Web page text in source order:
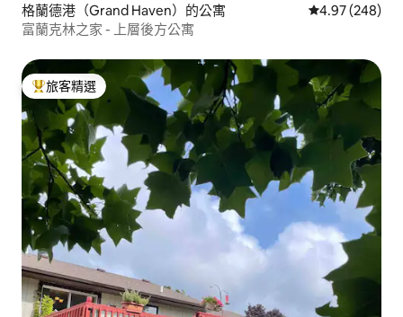
格蘭德港（Grand Haven）的公寓 從 248 則評價
4.97 (248)
富蘭克林之家 - 上層後方公寓
旅客精選榜首
旅客精選